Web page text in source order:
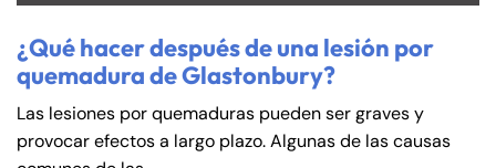
¿Qué hacer después de una lesión por
quemadura de Glastonbury?
Las lesiones por quemaduras pueden ser graves y
provocar efectos a largo plazo. Algunas de las causas